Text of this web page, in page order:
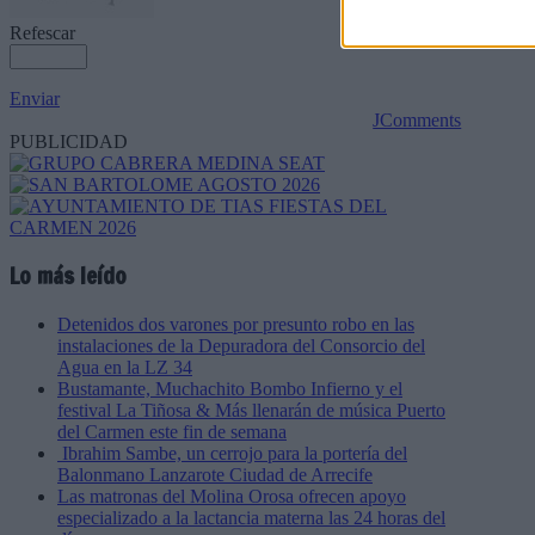
Refescar
Enviar
JComments
PUBLICIDAD
Lo más leído
Detenidos dos varones por presunto robo en las
instalaciones de la Depuradora del Consorcio del
Agua en la LZ 34
Bustamante, Muchachito Bombo Infierno y el
festival La Tiñosa & Más llenarán de música Puerto
del Carmen este fin de semana
Ibrahim Sambe, un cerrojo para la portería del
Balonmano Lanzarote Ciudad de Arrecife
Las matronas del Molina Orosa ofrecen apoyo
especializado a la lactancia materna las 24 horas del